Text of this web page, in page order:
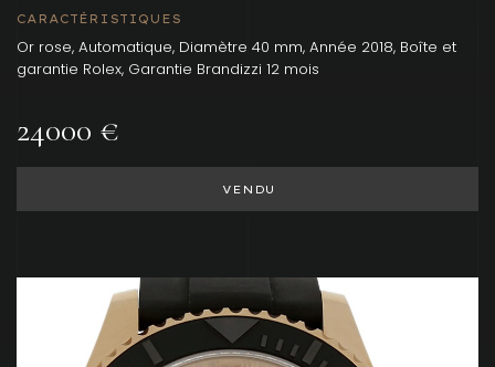
CARACTÉRISTIQUES
Or rose, Automatique, Diamètre 40 mm, Année 2018, Boîte et
garantie Rolex, Garantie Brandizzi 12 mois
24000 €
VENDU